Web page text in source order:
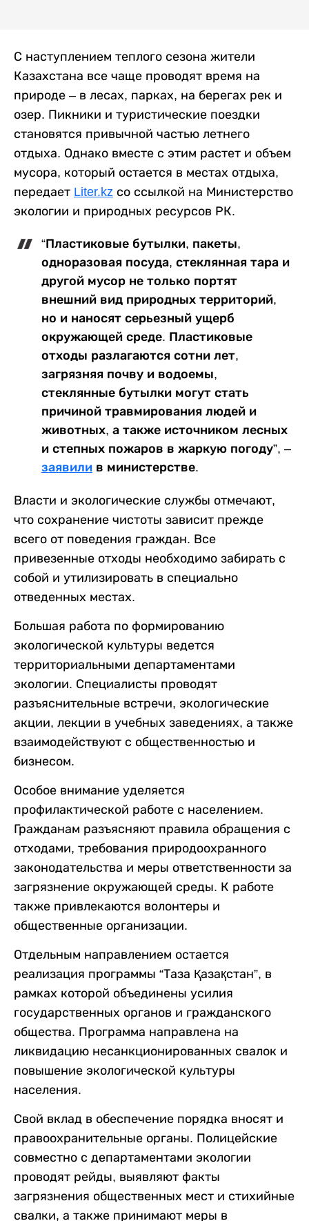
С наступлением теплого сезона жители
Казахстана все чаще проводят время на
природе – в лесах, парках, на берегах рек и
озер. Пикники и туристические поездки
становятся привычной частью летнего
отдыха. Однако вместе с этим растет и объем
мусора, который остается в местах отдыха,
передает Liter.kz со ссылкой на Министерство
экологии и природных ресурсов РК.
“Пластиковые бутылки, пакеты,
одноразовая посуда, стеклянная тара и
другой мусор не только портят
внешний вид природных территорий,
но и наносят серьезный ущерб
окружающей среде. Пластиковые
отходы разлагаются сотни лет,
загрязняя почву и водоемы,
стеклянные бутылки могут стать
причиной травмирования людей и
животных, а также источником лесных
и степных пожаров в жаркую погоду”, –
заявили в министерстве.
Власти и экологические службы отмечают,
что сохранение чистоты зависит прежде
всего от поведения граждан. Все
привезенные отходы необходимо забирать с
собой и утилизировать в специально
отведенных местах.
Большая работа по формированию
экологической культуры ведется
территориальными департаментами
экологии. Специалисты проводят
разъяснительные встречи, экологические
акции, лекции в учебных заведениях, а также
взаимодействуют с общественностью и
бизнесом.
Особое внимание уделяется
профилактической работе с населением.
Гражданам разъясняют правила обращения с
отходами, требования природоохранного
законодательства и меры ответственности за
загрязнение окружающей среды. К работе
также привлекаются волонтеры и
общественные организации.
Отдельным направлением остается
реализация программы “Таза Қазақстан”, в
рамках которой объединены усилия
государственных органов и гражданского
общества. Программа направлена на
ликвидацию несанкционированных свалок и
повышение экологической культуры
населения.
Свой вклад в обеспечение порядка вносят и
правоохранительные органы. Полицейские
совместно с департаментами экологии
проводят рейды, выявляют факты
загрязнения общественных мест и стихийные
свалки, а также принимают меры в